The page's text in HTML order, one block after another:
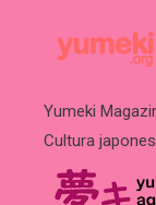
Yumeki
Cultura